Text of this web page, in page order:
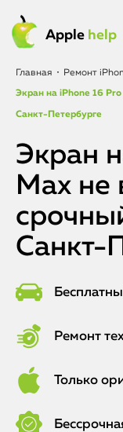
Apple help
Главная • Ремонт
Экран на iPhone 16
Санкт-Петербурге
Экран
Max не
Санкт-
Ремонт
Только